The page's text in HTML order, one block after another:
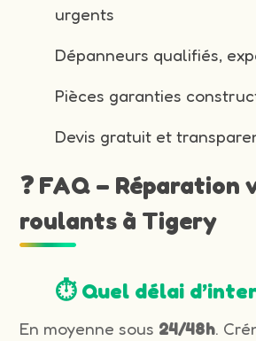
urgents
Dépanneurs qualifiés,
Pièces garanties
Devis gratuit et
❓ FAQ – Réparation
roulants à Tigery
⏱️ Quel délai
En moyenne sous 24/48h.